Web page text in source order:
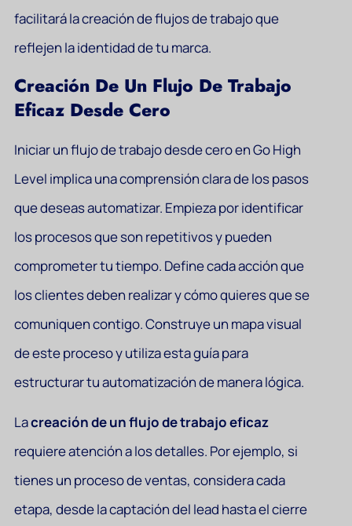
facilitará la creación de flujos de trabajo que
reflejen la identidad de tu marca.
Creación De Un Flujo De Trabajo
Eficaz Desde Cero
Iniciar un flujo de trabajo desde cero en Go High
Level implica una comprensión clara de los pasos
que deseas automatizar. Empieza por identificar
los procesos que son repetitivos y pueden
comprometer tu tiempo. Define cada acción que
los clientes deben realizar y cómo quieres que se
comuniquen contigo. Construye un mapa visual
de este proceso y utiliza esta guía para
estructurar tu automatización de manera lógica.
Lacreación de un flujo de trabajo eficaz
requiere atención a los detalles. Por ejemplo, si
tienes un proceso de ventas, considera cada
etapa, desde la captación del lead hasta el cierre